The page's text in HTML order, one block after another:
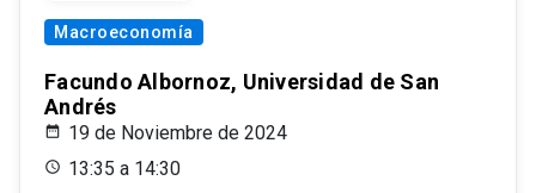
Macroeconomía
Facundo Albornoz, Universidad de San
Andrés
19 de Noviembre de 2024
13:35 a 14:30